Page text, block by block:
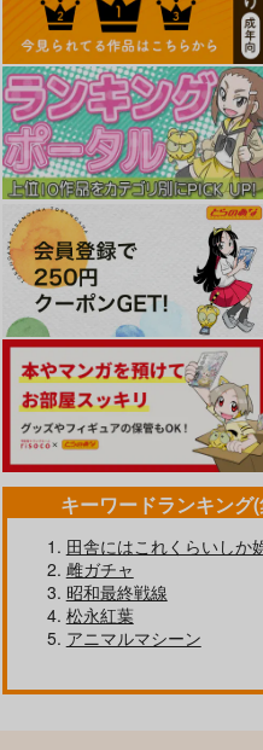
キーワードランキン
田舎にはこれくらいしか
雌ガチャ
昭和最終戦線
松永紅葉
アニマルマシーン